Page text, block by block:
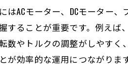
はACモーター、DCモーター
することが重要です。例えば
数やトルクの調整がしやす
が効率的な運用につながります